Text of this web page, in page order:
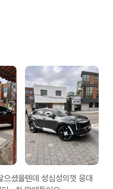
셨을텐데 성심성의껏 응대